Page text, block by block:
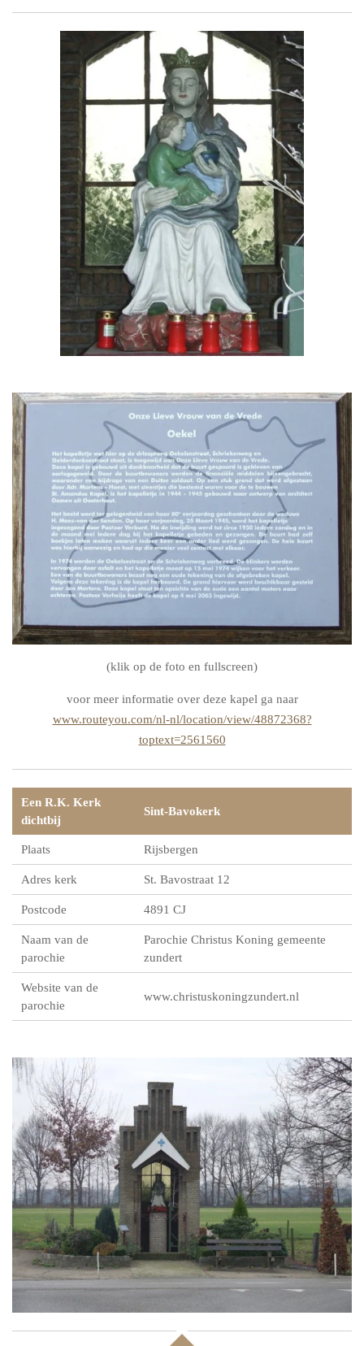
(klik op de foto en fullscreen)
voor meer informatie over deze kapel ga naar
www.routeyou.com/nl-nl/location/view/48872368?
toptext=2561560
Een R.K. Kerk
dichtbij
Sint-Bavokerk
Plaats Rijsbergen
Adres kerk St. Bavostraat 12
Postcode 4891 CJ
Naam van de
parochie
Parochie Christus Koning gemeente
zundert
Website van de
parochie
www.christuskoningzundert.nl